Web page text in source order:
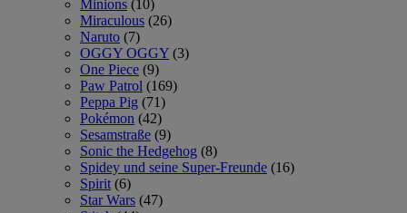
Minions (10)
Miraculous (26)
Naruto (7)
OGGY OGGY (3)
One Piece (9)
Paw Patrol (169)
Peppa Pig (71)
Pokémon (42)
Sesamstraße (9)
Sonic the Hedgehog (8)
Spidey und seine Super-Freunde (16)
Spirit (6)
Star Wars (47)